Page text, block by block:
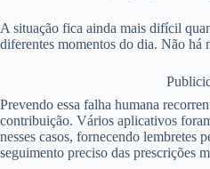
A situação fica ainda mais difícil
diferentes momentos do dia. Não há
Prevendo essa falha humana
contribuição. Vários aplicativos
nesses casos, fornecendo lembretes
seguimento preciso das prescrições